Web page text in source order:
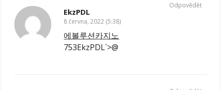
EkzPDL
8 června, 2022 (5:38)
에볼루션카지노
753EkzPDL`>@
Odpovědět